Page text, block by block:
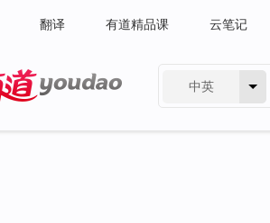
翻译 有道精品课 云笔记
中英